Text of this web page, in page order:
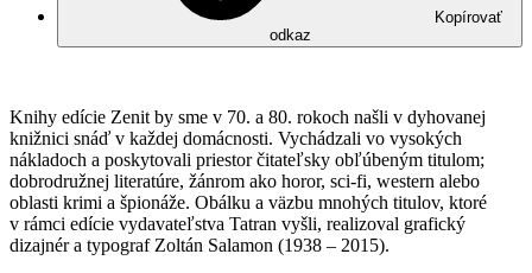
Kopírovať
odkaz
Knihy edície Zenit by sme v 70. a 80. rokoch našli v dyhovanej
knižnici snáď v každej domácnosti. Vychádzali vo vysokých
nákladoch a poskytovali priestor čitateľsky obľúbeným titulom;
dobrodružnej literatúre, žánrom ako horor, sci-fi, western alebo
oblasti krimi a špionáže. Obálku a väzbu mnohých titulov, ktoré
v rámci edície vydavateľstva Tatran vyšli, realizoval grafický
dizajnér a typograf Zoltán Salamon (1938 – 2015).